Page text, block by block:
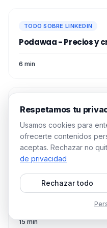
contacto con
alcanzar.🤫
consulta tu
cursos de
marketing,
Datos
buscas reclutar,
con
ciertas
TODO SOBRE LINKEDIN
Podawaa - Precios y
6 min
TODO SOBRE LINKEDIN
¿Cómo promocionar
TODO SOBRE LINKEDIN
Todo sobre el modo
15 min
Respetamos tu
Usamos cookies para
ofrecerte contenidos
aceptas. Rechazar no
de privacidad
Rechazar todo